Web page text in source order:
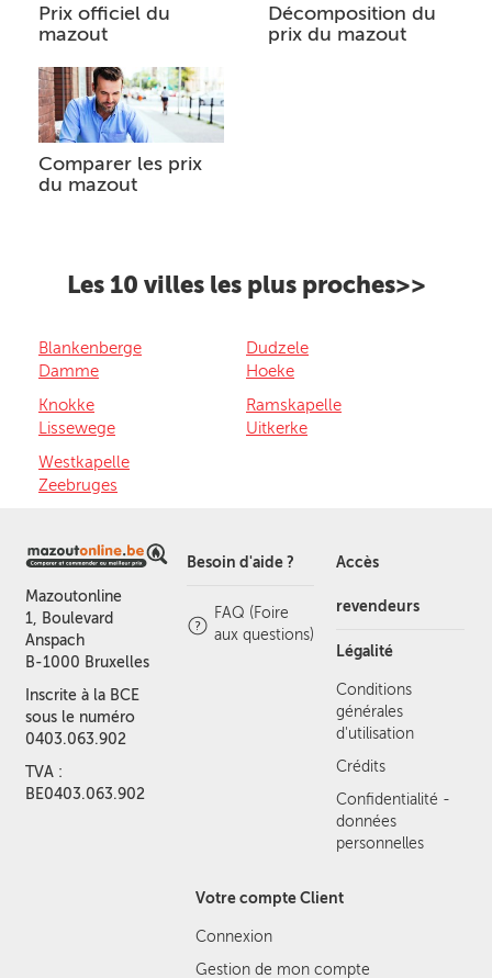
Prix officiel du
mazout
Décomposition du
prix du mazout
Comparer les prix
du mazout
Les 10 villes les plus proches>>
Blankenberge
Damme
Dudzele
Hoeke
Knokke
Lissewege
Ramskapelle
Uitkerke
Westkapelle
Zeebruges
Mazoutonline
1, Boulevard
Anspach
B-1000 Bruxelles
Inscrite à la BCE
sous le numéro
0403.063.902
TVA :
BE0403.063.902
Besoin d'aide ?
FAQ (Foire
aux questions)
Accès
revendeurs
Légalité
Conditions
générales
d'utilisation
Crédits
Confidentialité -
données
personnelles
Votre compte Client
Connexion
Gestion de mon compte